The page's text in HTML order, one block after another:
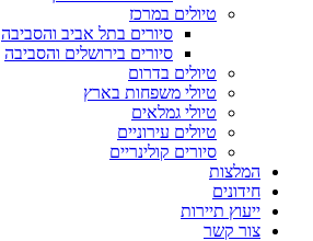
טיולים במרכז
סיורים בתל אביב והסביבה
סיורים בירושלים והסביבה
טיולים בדרום
טיולי משפחות בארץ
טיולי גמלאים
טיולים עירוניים
סיורים קולינריים
המלצות
חידונים
ייעוץ תיירות
צור קשר